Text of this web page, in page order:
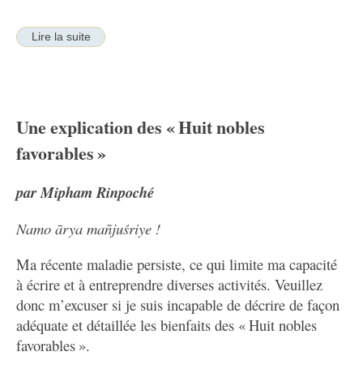
Lire la suite
écrite sous forme de lettre à l’attention d’une personne
non identifiée qui a probablement demandé un
enseignement sur les
solliciter l’indulgence de son correspondant, une
maladie chronique l’empêchant d’offrir des explications
exhaustives. Si ces lignes témoignent de la compassion
également une idée du contexte historique, à propos
duquel le texte ne contient guère d’autres indices.
LesStrophessont basées sur un sūtra éponyme,Les
huit bouddhas favorables
Une explication des « Huit nobles
favorables »
par Mipham Rinpoché
Namo ārya mañjuśriye !
Ma récente maladie persiste, ce qui limite ma capacité
à écrire et à entreprendre diverses activités. Veuillez
donc m’excuser si je suis incapable de décrire de façon
adéquate et détaillée les bienfaits des « Huit nobles
favorables ».